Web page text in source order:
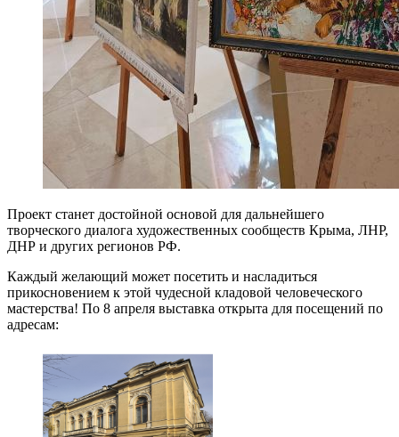
Проект станет достойной основой для дальнейшего
творческого диалога художественных сообществ Крыма, ЛНР,
ДНР и других регионов РФ.
Каждый желающий может посетить и насладиться
прикосновением к этой чудесной кладовой человеческого
мастерства! По 8 апреля выставка открыта для посещений по
адресам: